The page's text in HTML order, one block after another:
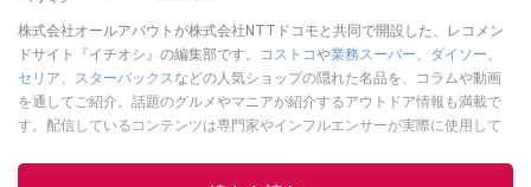
株式会社オールアバウトが株式会社NTTドコモと共同で開設した、レコメン
ドサイト『イチオシ』の編集部です。
コストコや業務スーパー、 ダイソー、
セリア、 スターバックスなどの人気ショップの隠れた名品を、コラムや動画
を通してご紹介。話題のグルメやマニアが紹介するアウトドア情報も満載で
す。配信しているコンテンツは専門家やインフルエンサーが実際に使用して
ニュースでフォロー